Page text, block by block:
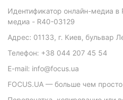
Идентификатор онлайн-медиа в
медиа - R40-03129
Адрес: 01133, г. Киев, бульвар
Телефон: +38 044 207 45 54
E-mail: info@focus.ua
FOCUS.UA — больше чем просто